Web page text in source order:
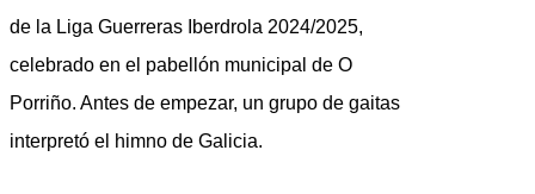
de la Liga Guerreras Iberdrola 2024/2025,
celebrado en el pabellón municipal de O
Porriño. Antes de empezar, un grupo de gaitas
interpretó el himno de Galicia.